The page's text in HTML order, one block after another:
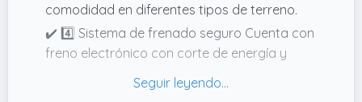
comodidad en diferentes tipos de terreno.
✔️ 4️⃣ Sistema de frenado seguro Cuenta con
freno electrónico con corte de energía y
frenada rápida, segura y confiable.